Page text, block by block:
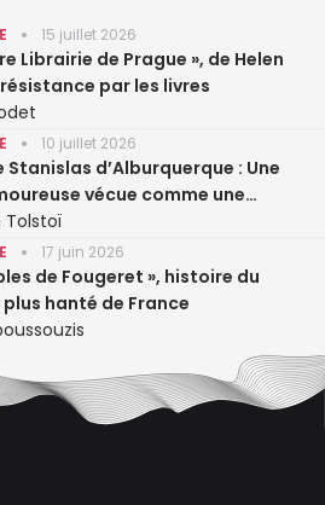
15 juillet 2026
Librairie de Prague », de Helen
par les livres
10 juillet 2026
Stanislas d’Alburquerque : Une
vécue comme une
Tolstoï
17 juin 2026
de Fougeret », histoire du
hanté de France